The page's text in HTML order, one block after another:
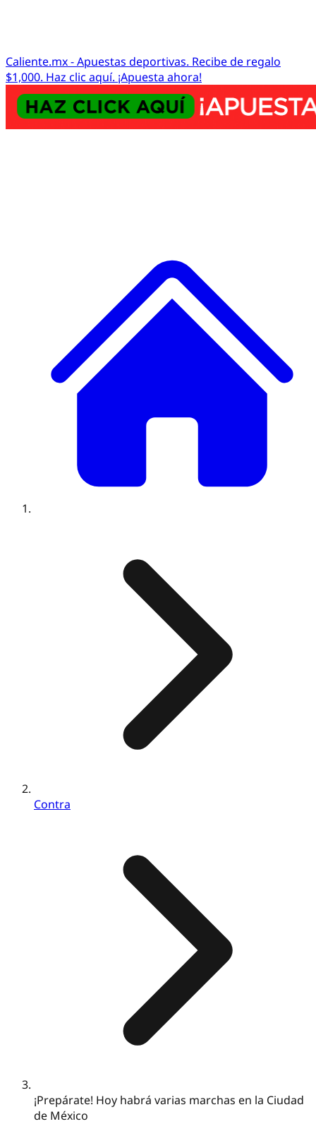
Caliente.mx - Apuestas deportivas. Recibe de regalo
$1,000. Haz clic aquí. ¡Apuesta ahora!
Contra
¡Prepárate! Hoy habrá varias marchas en la Ciudad
de México